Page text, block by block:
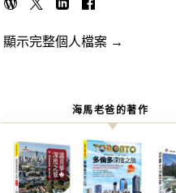
顯示完整個人檔案 →
海馬老爸的著作